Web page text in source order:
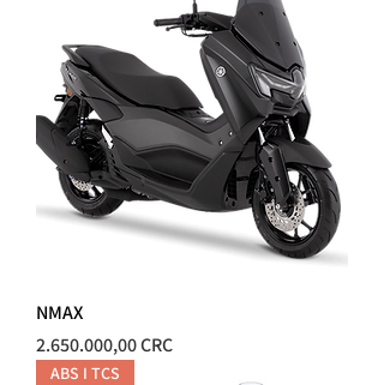
NMAX
Precio
2.650.000,00 CRC
ABS I TCS